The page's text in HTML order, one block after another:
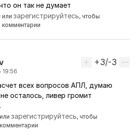
пользователяфaн-
он так не думает
илизарегистрируйтесь, чтобы
комментарии
19:56
Вверх
+3/-3
всех вопросов АПЛ, думаю
осталось, ливер громит
илизарегистрируйтесь, чтобы